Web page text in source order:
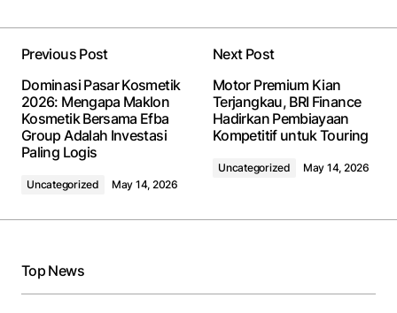
Previous Post
Dominasi Pasar Kosmetik
2026: Mengapa Maklon
Kosmetik Bersama Efba
Group Adalah Investasi
Paling Logis
Uncategorized May 14, 2026
Next Post
Motor Premium Kian
Terjangkau, BRI Finance
Hadirkan Pembiayaan
Kompetitif untuk Touring
Uncategorized May 14, 2026
Top News